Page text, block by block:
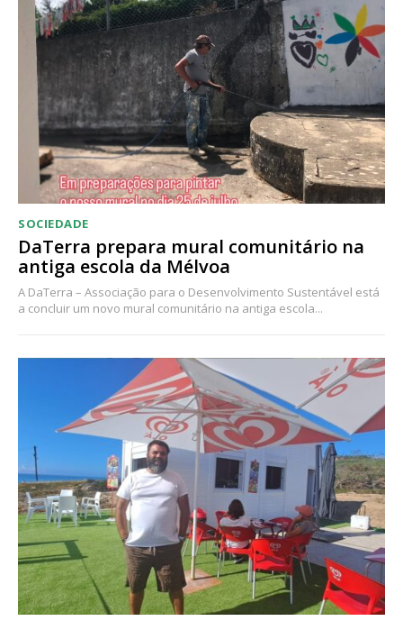
Ofertas para assinatura anual
Escolha o plano
SOCIEDADE
DaTerra prepara mural comunitário na
antiga escola da Mélvoa
A DaTerra – Associação para o Desenvolvimento Sustentável está
a concluir um novo mural comunitário na antiga escola...